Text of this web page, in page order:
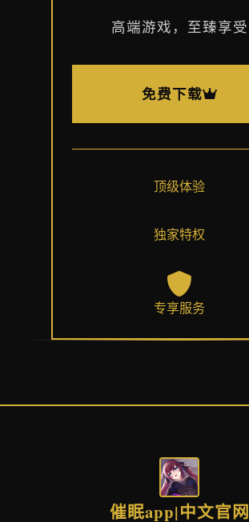
高端游戏，至臻享受
免费下载
顶级体验
独家特权
专享服务
催眠app|中文官网